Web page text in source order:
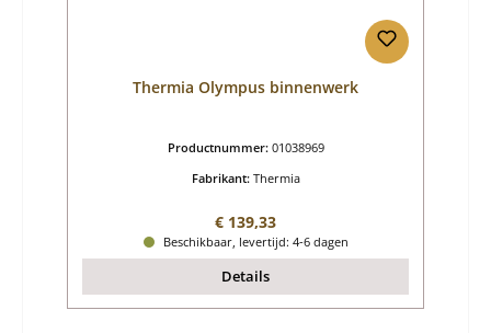
Thermia Olympus binnenwerk
Productnummer: 01038969
Fabrikant: Thermia
Normale prijs:
€ 139,33
Beschikbaar, levertijd: 4-6 dagen
Details